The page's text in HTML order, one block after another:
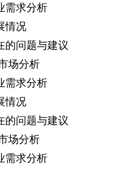
需求分析
情况
的问题与建议
场分析
需求分析
情况
的问题与建议
场分析
需求分析